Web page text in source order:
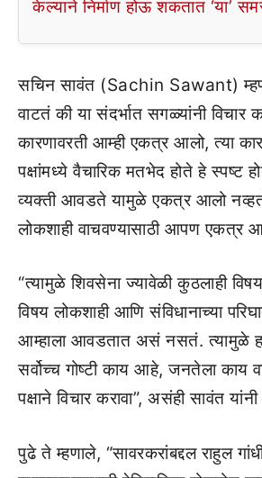
केल्याने निर्माण होऊ शकतात ‘या’
सचिन सावंत (Sachin Sawant)
वाटतं की या संदर्भात सगळ्यांनी विचार
कारणावरती आम्ही एकत्र आलो, त्या
पक्षांमध्ये वैचारिक मतभेद होते हे स्पष्ट
व्यक्ती आवडते यामुळे एकत्र आलो
लोकशाही वाचवण्यासाठी आपण एकत्र
“त्यामुळे शिवसेना ज्यावेळी कुठलाही
विषय लोकशाही आणि संविधानाच्या
आम्हाला आवडतात असं नसतं. त्यामुळे
सर्वोच्च गोष्टी काय आहे, जनतेला काय
पक्षाने विचार करावा”, असंही सावंत
पुढे ते म्हणाले, “सावरकरांबद्दल राहुल